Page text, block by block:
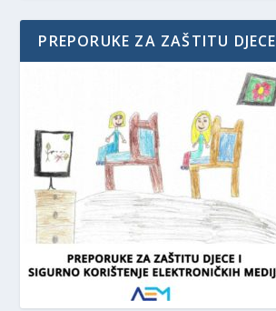
PREPORUKE ZA ZAŠTITU DJECE